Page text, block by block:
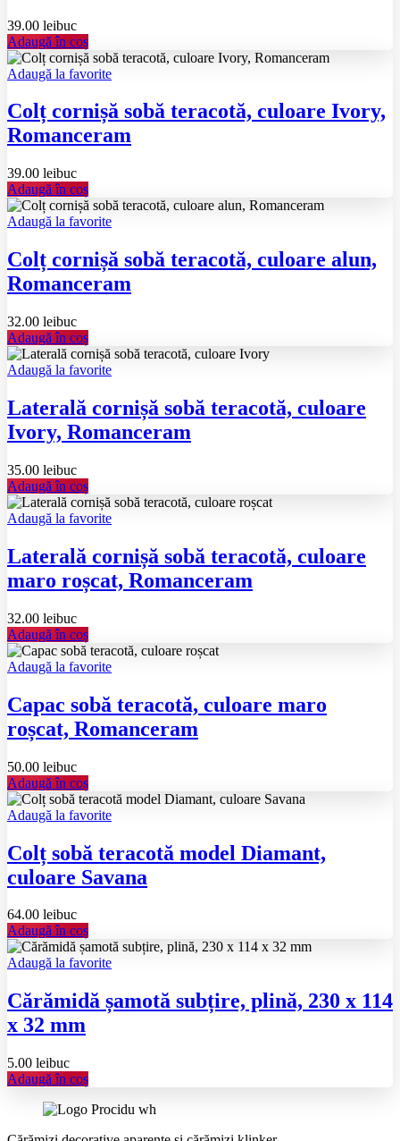
39.00 leibuc
Adaugă în coș
Adaugă la favorite
Colț cornișă sobă teracotă, culoare Ivory,
Romanceram
39.00 leibuc
Adaugă în coș
Adaugă la favorite
Colț cornișă sobă teracotă, culoare alun,
Romanceram
32.00 leibuc
Adaugă în coș
Adaugă la favorite
Laterală cornișă sobă teracotă, culoare
Ivory, Romanceram
35.00 leibuc
Adaugă în coș
Adaugă la favorite
Laterală cornișă sobă teracotă, culoare
maro roșcat, Romanceram
32.00 leibuc
Adaugă în coș
Adaugă la favorite
Capac sobă teracotă, culoare maro
roșcat, Romanceram
50.00 leibuc
Adaugă în coș
Adaugă la favorite
Colț sobă teracotă model Diamant,
culoare Savana
64.00 leibuc
Adaugă în coș
Adaugă la favorite
Cărămidă șamotă subțire, plină, 230 x 114
x 32 mm
5.00 leibuc
Adaugă în coș